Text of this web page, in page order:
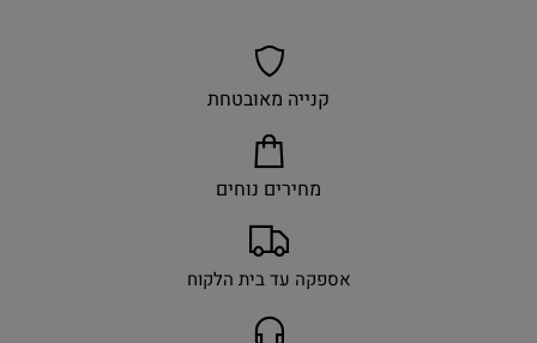
קנייה מאובטחת
מחירים נוחים
אספקה עד בית הלקוח